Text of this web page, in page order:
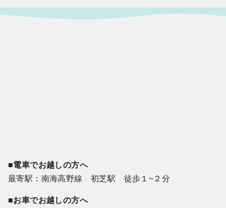
■電車でお越しの方へ
最寄駅：南海高野線 初芝駅 徒歩１~２分
■お車でお越しの方へ